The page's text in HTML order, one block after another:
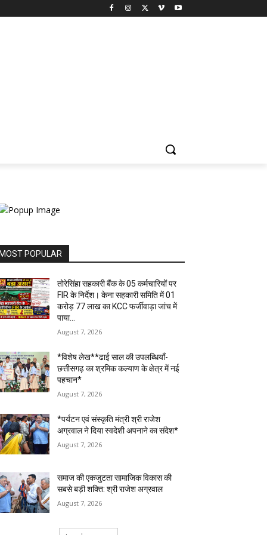
MOST POPULAR
तोरेसिंहा सहकारी बैंक के 05 कर्मचारियों पर
FIR के निर्देश। केना सहकारी समिति में 01
करोड़ 77 लाख का KCC फर्जीवाड़ा जांच में
पाया...
August 7, 2026
*विशेष लेख**ढाई साल की उपलब्धियाँ-
छत्तीसगढ़ का श्रमिक कल्याण के क्षेत्र में नई
पहचान*
August 7, 2026
*पर्यटन एवं संस्कृति मंत्री श्री राजेश
अग्रवाल ने दिया स्वदेशी अपनाने का संदेश*
August 7, 2026
समाज की एकजुटता सामाजिक विकास की
सबसे बड़ी शक्ति: श्री राजेश अग्रवाल
August 7, 2026